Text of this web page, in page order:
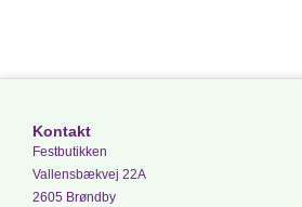
Kontakt
Festbutikken
Vallensbækvej 22A
2605 Brøndby